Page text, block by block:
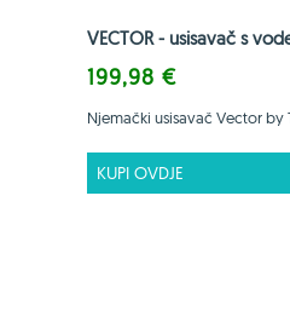
VECTOR - usisavač s
199,98 €
Njemački usisavač Vector
KUPI OVDJE